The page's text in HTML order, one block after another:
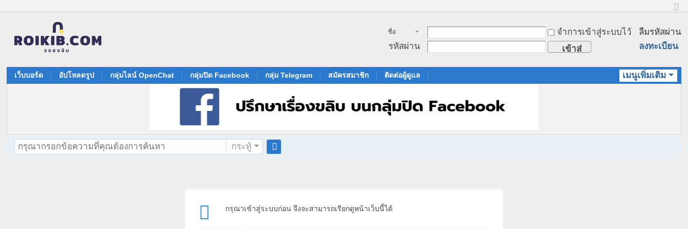
า
ด
ติ
ชื่อ
สมาชิก
จำการเข้าสู่ระบบไว้
ลืมรหัสผ่าน
รหัสผ่าน
เข้าสู่
ลงทะเบียน
เมนูเพิ่มเติม
เว็บบอร์ด อัปโหลดรูป กลุ่มไลน์ OpenChat กลุ่มปิด Facebook กลุ่ม Telegram สมัครสมาชิก ติดต่อผู้ดูแล
กระทู้
กรุณาเข้าสู่ระบบก่อน จึงจะสามารถเรียกดูหน้าเว็บนี้ได้